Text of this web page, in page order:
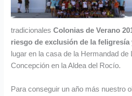
tradicionalesColonias de Verano
riesgo de exclusión de la feligresía
lugar en la casa de la Hermandad de
Concepción en la Aldea del Rocío.
Para conseguir un año más nuestro